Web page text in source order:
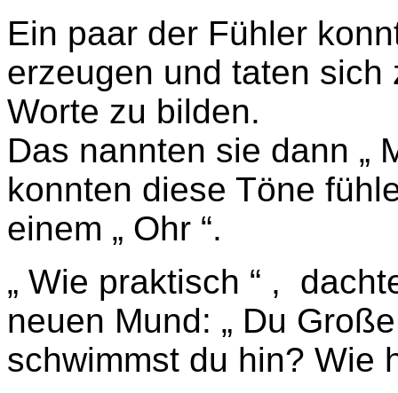
Ein paar der Fühler
erzeugen und taten sich
Worte zu bilden.
Das nannten sie dann „
konnten diese Töne
einem „ Ohr “.
„ Wie praktisch “ ,
neuen Mund: „ Du
schwimmst du hin? Wie